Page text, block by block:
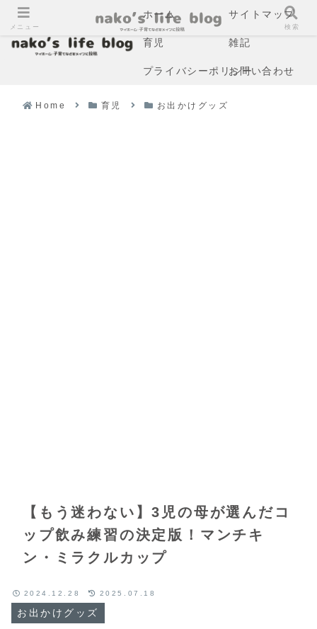
ホーム サイトマップ
育児 雑記
プライバシーポリシーお問い合わせ
Home 育児 お出かけグッズ
【もう迷わない】3児の母が選んだコ
ップ飲み練習の決定版！マンチキ
ン・ミラクルカップ
お出かけグッズ
2024.12.28 2025.07.18
メニュー 検索